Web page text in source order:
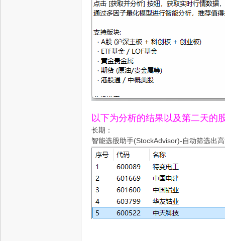
以下为分析的结果以及第二天的
长期：
智能选股助手(StockAdvisor)-自动筛选出